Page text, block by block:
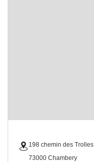
198 chemin des Trolles
73000 Chambery